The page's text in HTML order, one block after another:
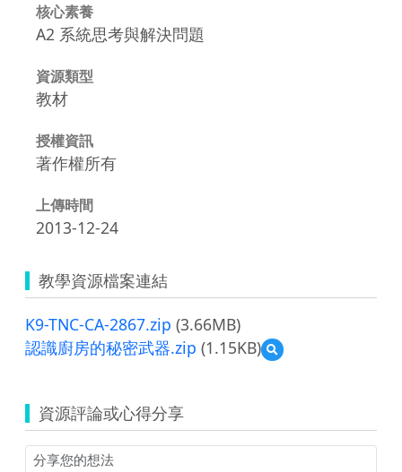
核心素養
A2 系統思考與解決問題
資源類型
教材
授權資訊
著作權所有
上傳時間
2013-12-24
教學資源檔案連結
K9-TNC-CA-2867.zip (3.66MB)
認識廚房的秘密武器.zip (1.15KB)
預
覽
房
的
資源評論或心得分享